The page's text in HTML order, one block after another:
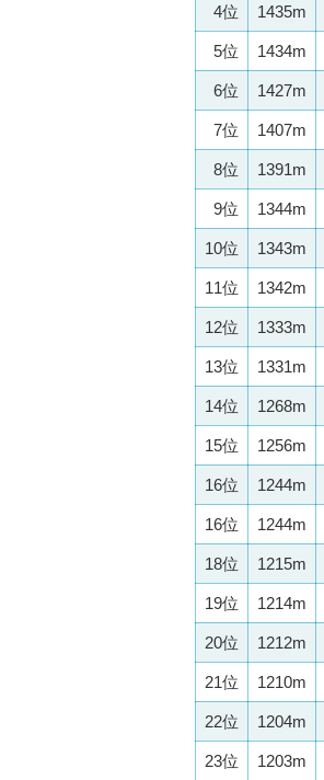
4位 1435m
5位 1434m
6位 1427m
7位 1407m
8位 1391m
9位 1344m
10位 1343m
11位 1342m
12位 1333m
13位 1331m
14位 1268m
15位 1256m
16位 1244m
16位 1244m
18位 1215m
19位 1214m
20位 1212m
21位 1210m
22位 1204m
23位 1203m